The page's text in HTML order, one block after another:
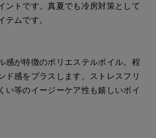
ントです。真夏でも冷房対策として
テムです。
感が特徴のポリエステルボイル。程
ド感をプラスします。ストレスフリ
い等のイージーケア性も嬉しいポイ